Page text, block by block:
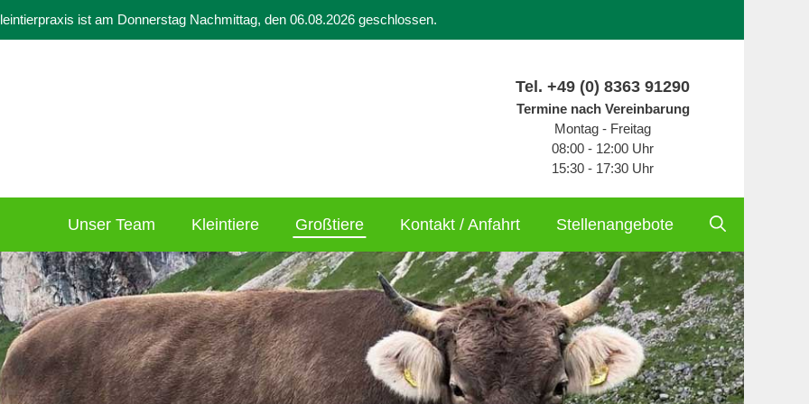
ist am Donnerstag Nachmittag, den 06.08.2026 geschlossen.
Tel. +49 (0) 8363 91290
Termine nach Vereinbarung
Montag - Freitag
08:00 - 12:00 Uhr
15:30 - 17:30 Uhr
Unser Team Kleintiere Großtiere Kontakt / Anfahrt Stellenangebote